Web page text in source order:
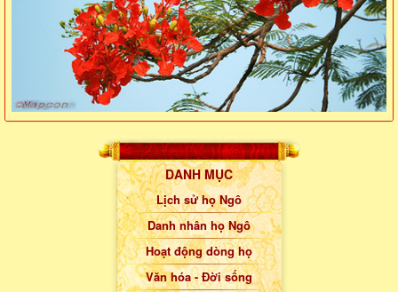
DANH MỤC
Lịch sử họ Ngô
Danh nhân họ Ngô
Hoạt động dòng họ
Văn hóa - Đời sống